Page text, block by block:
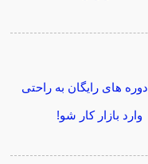
دوره های رایگان به راحتی
وارد بازار کار شو!